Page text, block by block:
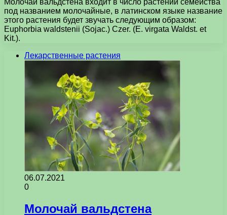
под названием молочайные, в латинском языке название
этого растения будет звучать следующим образом:
Euphorbia waldstenii (Sojac.) Czer. (E. virgata Waldst. et
Kit.).
Лекарственные растения
06.07.2021
0
Молочай вальдстена